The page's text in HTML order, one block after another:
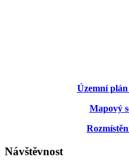
Územní
Mapový
Návštěvnost